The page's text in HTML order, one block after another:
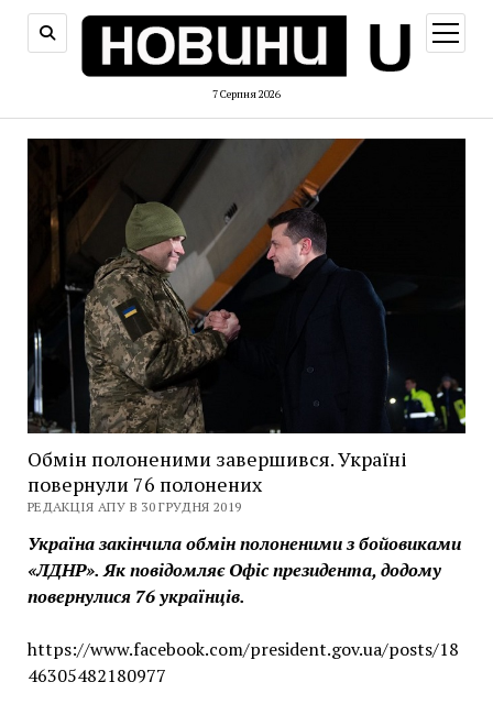
7 Серпня 2026
меню
Обмін полоненими завершився. Україні
повернули 76 полонених
РЕДАКЦІЯ АПУ В 30 ГРУДНЯ 2019
Україна закінчила обмін полоненими з бойовиками
«ЛДНР». Як повідомляє Офіс президента, додому
повернулися 76 українців.
https://www.facebook.com/president.gov.ua/posts/18
46305482180977